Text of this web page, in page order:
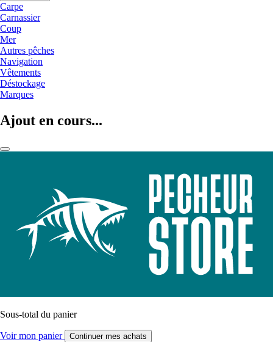
Carpe
Carnassier
Coup
Mer
Autres pêches
Navigation
Vêtements
Déstockage
Marques
Ajout en cours...
Sous-total du panier
Voir mon panier Continuer mes achats